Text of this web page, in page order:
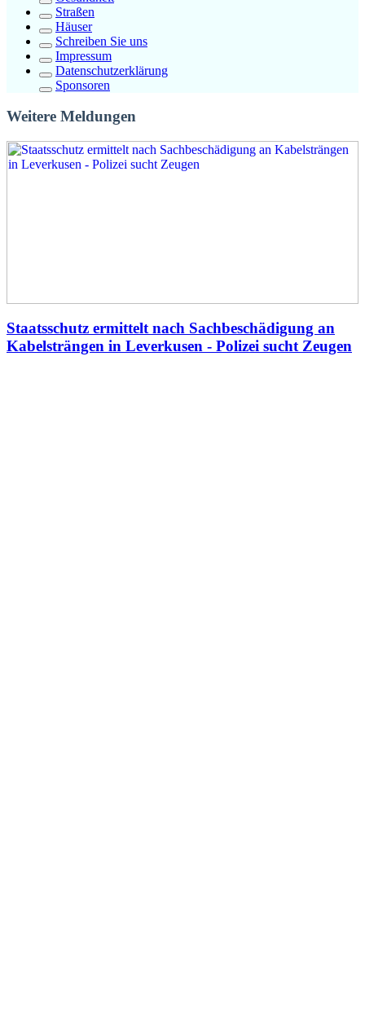
Straßen
Häuser
Schreiben Sie uns
Impressum
Datenschutzerklärung
Sponsoren
Weitere Meldungen
Staatsschutz ermittelt nach Sachbeschädigung an
Kabelsträngen in Leverkusen - Polizei sucht Zeugen